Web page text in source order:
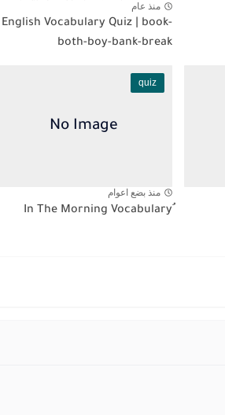
منذ عام
English Vocabulary Quiz | book-
both-boy-bank-break
quiz
منذ بضع اعوام